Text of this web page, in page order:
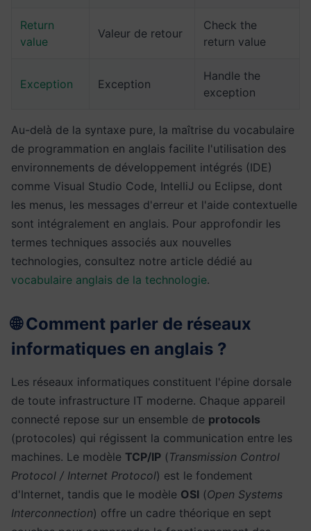
Return
value
Valeur de retour
Check the
return value
Exception Exception
Handle the
exception
Au-delà de la syntaxe pure, la maîtrise du vocabulaire
de programmation en anglais facilite l'utilisation des
environnements de développement intégrés (IDE)
comme Visual Studio Code, IntelliJ ou Eclipse, dont
les menus, les messages d'erreur et l'aide contextuelle
sont intégralement en anglais. Pour approfondir les
termes techniques associés aux nouvelles
technologies, consultez notre article dédié au
vocabulaire anglais de la technologie.
🌐 Comment parler de réseaux
informatiques en anglais ?
Les réseaux informatiques constituent l'épine dorsale
de toute infrastructure IT moderne. Chaque appareil
connecté repose sur un ensemble de protocols
(protocoles) qui régissent la communication entre les
machines. Le modèle TCP/IP (Transmission Control
Protocol / Internet Protocol) est le fondement
d'Internet, tandis que le modèle OSI (Open Systems
Interconnection) offre un cadre théorique en sept